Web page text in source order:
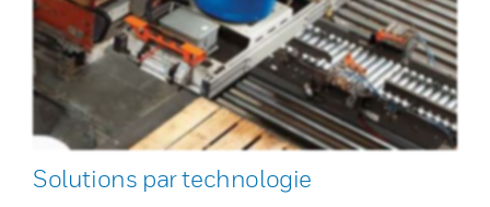
Solutions par technologie